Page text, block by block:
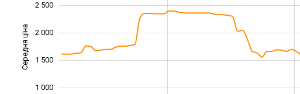
Середня ціна
1 000
1 500
2 000
2 500